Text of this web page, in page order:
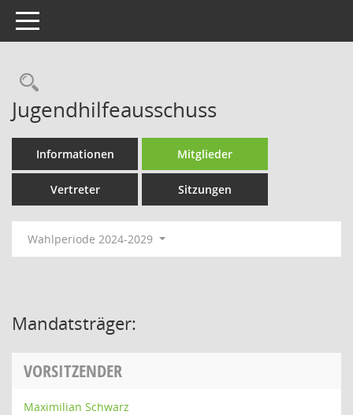
Toggle navigation
Rechercheauswahl
Jugendhilfeausschuss
Informationen Mitglieder
Vertreter Sitzungen
Wahlperiode 2024-2029
Mandatsträger:
VORSITZENDER
Maximilian Schwarz